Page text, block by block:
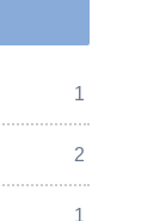
1
2
1